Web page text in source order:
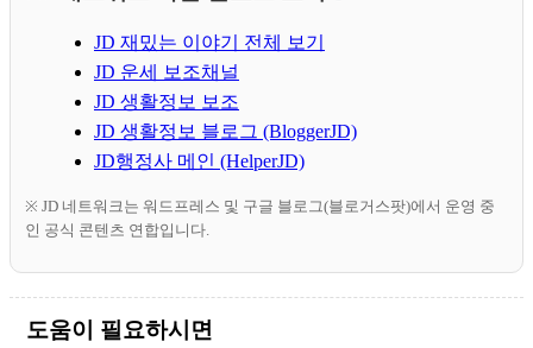
JD 재밌는 이야기 전체 보기
JD 운세 보조채널
JD 생활정보 보조
JD 생활정보 블로그 (BloggerJD)
JD행정사 메인 (HelperJD)
※ JD 네트워크는 워드프레스 및 구글 블로그(블로거스팟)에서 운영 중
인 공식 콘텐츠 연합입니다.
도움이 필요하시면